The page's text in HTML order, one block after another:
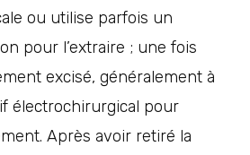
ou utilise parfois un
pour l’extraire ; une fois
excisé, généralement à
électrochirurgical pour
Après avoir retiré la